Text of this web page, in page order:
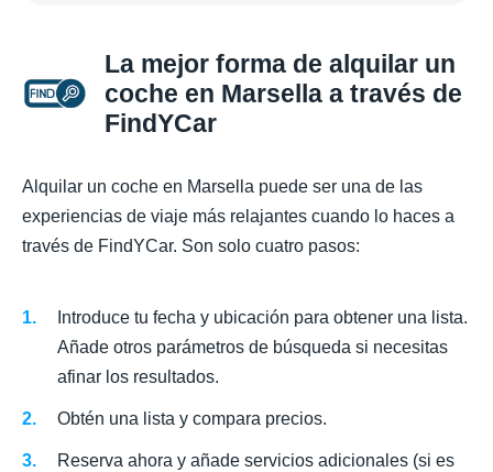
La mejor forma de alquilar un
coche en Marsella a través de
FindYCar
Alquilar un coche en Marsella puede ser una de las
experiencias de viaje más relajantes cuando lo haces a
través de FindYCar. Son solo cuatro pasos:
Introduce tu fecha y ubicación para obtener una lista.
Añade otros parámetros de búsqueda si necesitas
afinar los resultados.
Obtén una lista y compara precios.
Reserva ahora y añade servicios adicionales (si es